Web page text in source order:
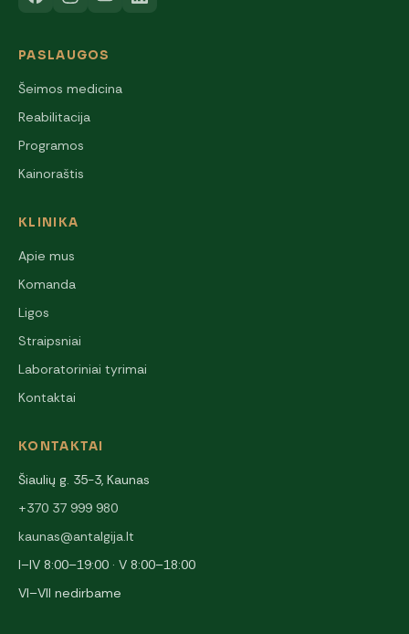
PASLAUGOS
Šeimos medicina
Reabilitacija
Programos
Kainoraštis
KLINIKA
Apie mus
Komanda
Ligos
Straipsniai
Laboratoriniai tyrimai
Kontaktai
KONTAKTAI
Šiaulių g. 35-3, Kaunas
+370 37 999 980
kaunas@antalgija.lt
I–IV 8:00–19:00 · V 8:00–18:00
VI–VII nedirbame